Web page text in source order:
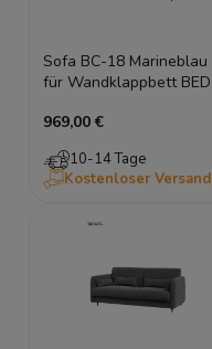
Sofa BC-18 Marineblau
für Wandklappbett BED
140x200
969,00 €
10-14 Tage
Kostenloser Versand